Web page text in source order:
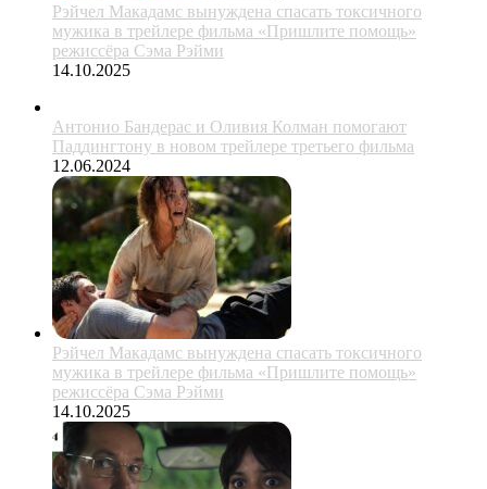
Рэйчел Макадамс вынуждена спасать токсичного
мужика в трейлере фильма «Пришлите помощь»
режиссёра Сэма Рэйми
14.10.2025
Антонио Бандерас и Оливия Колман помогают
Паддингтону в новом трейлере третьего фильма
12.06.2024
Рэйчел Макадамс вынуждена спасать токсичного
мужика в трейлере фильма «Пришлите помощь»
режиссёра Сэма Рэйми
14.10.2025